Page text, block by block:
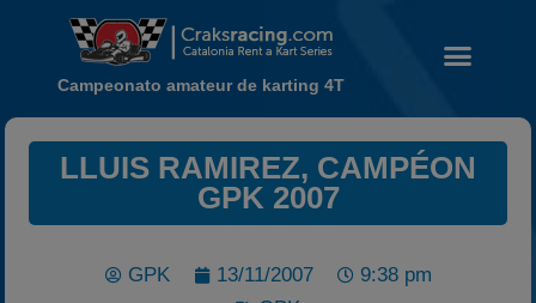
Noticias
Temporada 2026
Campeonato amateur de karting 4T
LLUIS RAMIREZ, CAMPÉON
GPK 2007
GPK 13/11/2007
9:38 pm